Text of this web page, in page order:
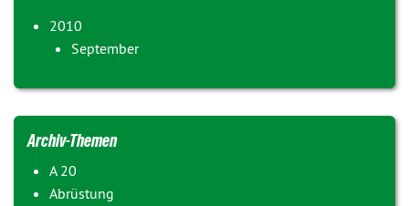
2010
September
Archiv-Themen
A 20
Abrüstung